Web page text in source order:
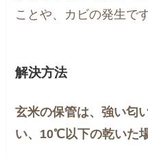
ことや、カビの発生です
解決方法
玄米の保管は、強い匂
い、10℃以下の乾いた